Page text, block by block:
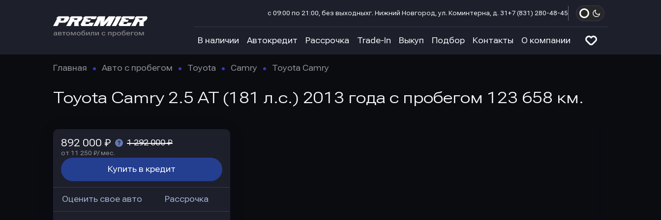
с 09:00 по 21:00, без выходныхг. Нижний Новгород, ул. Коминтерна, д. 31 +7 (831) 280-48-45
В наличии Автокредит Рассрочка Trade-In Выкуп Подбор Контакты О компании
Главная Авто с пробегом Toyota Camry Toyota Camry
Toyota Camry 2.5 AT (181 л.с.) 2013 года с пробегом 123 658 км.
892 000 ₽ 1 292 000 ₽
от 11 250 ₽/ мес.
Купить в кредит
Оценить свое авто Рассрочка